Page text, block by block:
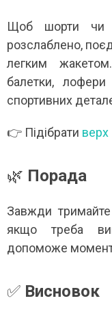
Щоб шорти чи
розслаблено,
легким
балетки, лофери
спортивних
👉 Підібрати верх
🌿 Порада
Завжди
якщо треба
допоможе
✅ Висновок